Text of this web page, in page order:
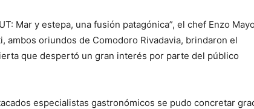
Mar y estepa, una fusión patagónica”, el chef Enzo
ambos oriundos de Comodoro Rivadavia, brindaron el
que despertó un gran interés por parte del público
especialistas gastronómicos se pudo concretar